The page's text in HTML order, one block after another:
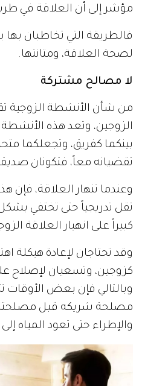
مؤشر إلى أن العلاقة في
فالطريقة التي تخاطبان
لصحة العلاقة، ومتانتها.
لا مصالح مشتركة
من شأن الأنشطة الزوجية
الزوجين، وتعد هذه
بينكما كفريق، وتجعلكما
تقضيانه معاً، فتكونان
وعندما تنهار العلاقة،
تقل تدريجياً حتى تختفي
كبيراً على انهيار العلاقة
وقد تحتاجان لإعادة هيكلة
كزوجين، وتسعيان لإصلاح
وبالتالي فإن بعض
مصلحة شريكه قبل
والإطراء حتى تعود المياه